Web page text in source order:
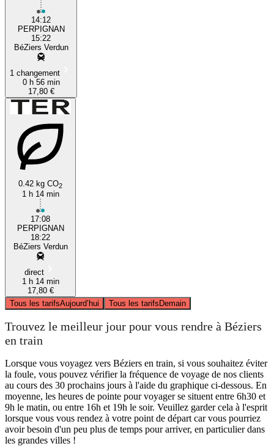
14:12
PERPIGNAN
15:22
BéZiers Verdun
1 changement
0 h 56 min
17,80 €
0.42 kg CO2
1 h 14 min
17:08
PERPIGNAN
18:22
BéZiers Verdun
direct
1 h 14 min
17,80 €
Tous les tarifsAujourd’hui Tous les tarifsDemain
Trouvez le meilleur jour pour vous rendre à Béziers
en train
Lorsque vous voyagez vers Béziers en train, si vous souhaitez éviter
la foule, vous pouvez vérifier la fréquence de voyage de nos clients
au cours des 30 prochains jours à l'aide du graphique ci-dessous. En
moyenne, les heures de pointe pour voyager se situent entre 6h30 et
9h le matin, ou entre 16h et 19h le soir. Veuillez garder cela à l'esprit
lorsque vous vous rendez à votre point de départ car vous pourriez
avoir besoin d'un peu plus de temps pour arriver, en particulier dans
les grandes villes !